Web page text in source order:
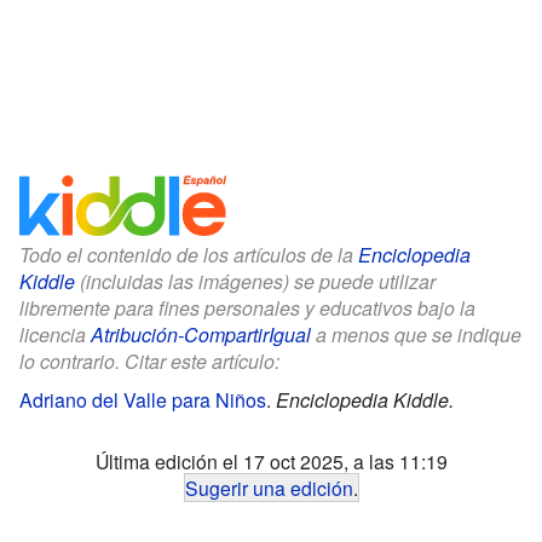
Todo el contenido de los artículos de la Enciclopedia
Kiddle (incluidas las imágenes) se puede utilizar
libremente para fines personales y educativos bajo la
licenciaAtribución-CompartirIguala menos que se indique
lo contrario. Citar este artículo:
Adriano del Valle para Niños. Enciclopedia Kiddle.
Última edición el 17 oct 2025, a las 11:19
Sugerir una edición.